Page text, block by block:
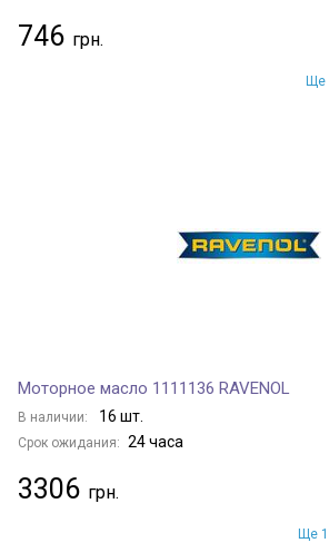
746
Ще
Моторное масло 1111136 RAVENOL
В наличии: 16 шт.
Срок ожидания: 24 часа
3306
Ще 1